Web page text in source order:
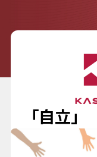
「自立」